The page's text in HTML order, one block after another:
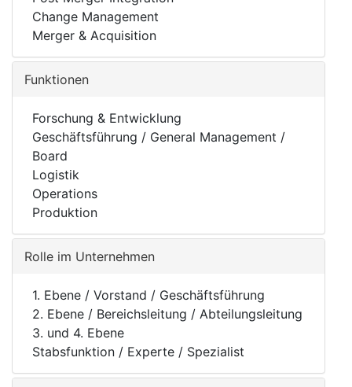
Change Management
Merger & Acquisition
Funktionen
Forschung & Entwicklung
Geschäftsführung / General Management /
Board
Logistik
Operations
Produktion
Rolle im Unternehmen
1. Ebene / Vorstand / Geschäftsführung
2. Ebene / Bereichsleitung / Abteilungsleitung
3. und 4. Ebene
Stabsfunktion / Experte / Spezialist